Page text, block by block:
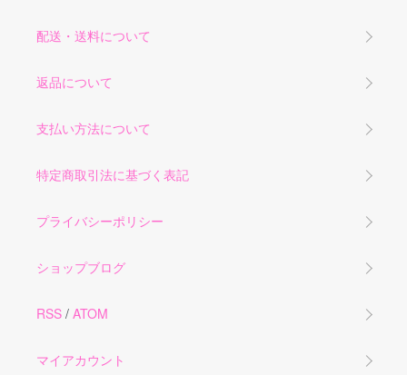
配送・送料について
返品について
支払い方法について
特定商取引法に基づく表記
プライバシーポリシー
ショップブログ
RSS / ATOM
マイアカウント